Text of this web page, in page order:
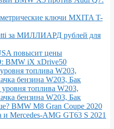
ключи MXITA T-
за МИЛЛИАРД рублей для
повысит цены
iX xDrive50
топлива W203,
бензина W203, Бак
топлива W203,
бензина W203, Бак
BMW M8 Gran Coupe 2020
и Mercedes-AMG GT63 S 2021